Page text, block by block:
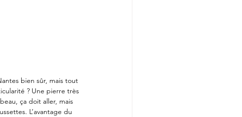
bien sûr, mais tout
? Une pierre très
ça doit aller, mais
L’avantage du